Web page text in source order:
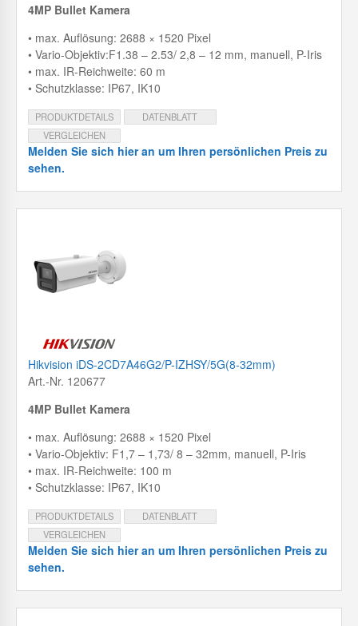
4MP Bullet Kamera
• max. Auflösung: 2688 × 1520 Pixel
• Vario-Objektiv:F1.38 – 2.53/ 2,8 – 12 mm, manuell, P-Iris
• max. IR-Reichweite: 60 m
• Schutzklasse: IP67, IK10
PRODUKTDETAILS
DATENBLATT
VERGLEICHEN
Melden Sie sich hier an um Ihren persönlichen Preis zu
sehen.
Hikvision iDS-2CD7A46G2/P-IZHSY/5G(8-32mm)
Art.-Nr. 120677
4MP Bullet Kamera
• max. Auflösung: 2688 × 1520 Pixel
• Vario-Objektiv: F1,7 – 1,73/ 8 – 32mm, manuell, P-Iris
• max. IR-Reichweite: 100 m
• Schutzklasse: IP67, IK10
PRODUKTDETAILS
DATENBLATT
VERGLEICHEN
Melden Sie sich hier an um Ihren persönlichen Preis zu
sehen.